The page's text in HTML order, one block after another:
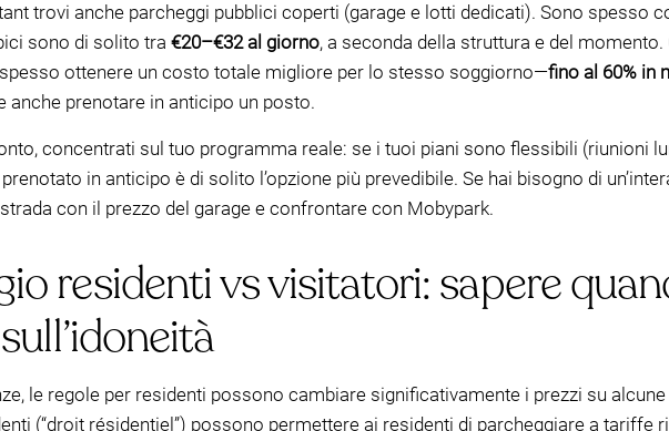
trovi anche parcheggi pubblici coperti (garage e lotti dedicati). Sono spesso
sono di solito tra €20–€32 al giorno, a seconda della struttura e del
ottenere un costo totale migliore per lo stesso soggiorno—fino al 60% in
anche prenotare in anticipo un posto.
concentrati sul tuo programma reale: se i tuoi piani sono flessibili (riunioni
in anticipo è di solito l’opzione più prevedibile. Se hai bisogno di
con il prezzo del garage e confrontare con Mobypark.
residenti vs visitatori: sapere
le regole per residenti possono cambiare significativamente i prezzi su
(“droit résidentiel”) possono permettere ai residenti di parcheggiare a tariffe